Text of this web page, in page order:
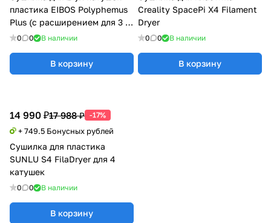
пластика EIBOS Polyphemus
Plus (с расширением для 3 кг
катушки)
0 0 В наличии
В корзину
Creality SpacePi X4 Filament
Dryer
0 0 В наличии
В корзину
14 990 ₽17 988 ₽ -17%
+ 749.5 Бонусных рублей
Сушилка для пластика
SUNLU S4 FilaDryer для 4
катушек
0 0 В наличии
В корзину